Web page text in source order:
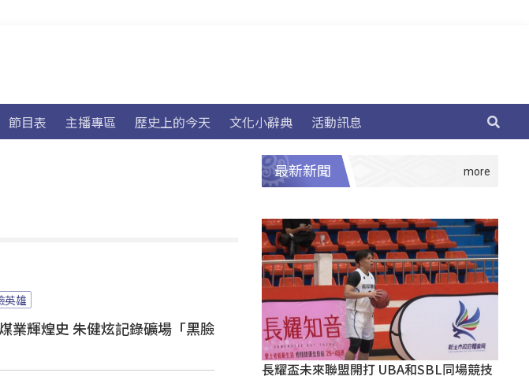
節目表 主播專區 歷史上的今天 文化小辭典 活動訊息
英雄
業輝煌史 朱健炫記錄礦場「黑臉
最新新聞
長耀盃未來聯盟開打 UBA和SBL同場競技